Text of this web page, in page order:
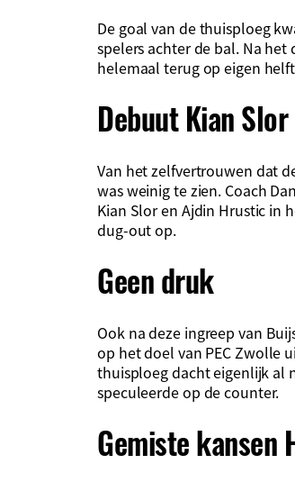
De goal van de thuisploeg
spelers achter de bal. Na
helemaal terug op eigen
Debuut Kian Slor
Van het zelfvertrouwen dat
was weinig te zien. Coach
Kian Slor en Ajdin Hrustic in
dug-out op.
Geen druk
Ook na deze ingreep van
op het doel van PEC Zwolle
thuisploeg dacht eigenlijk al
speculeerde op de counter.
Gemiste kansen